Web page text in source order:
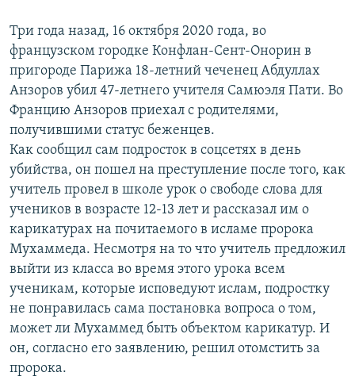
Три года назад, 16 октября 2020 года, во
французском городке Конфлан-Сент-Онорин в
пригороде Парижа 18-летний чеченец Абдуллах
Анзоров убил 47-летнего учителя Самюэля Пати. Во
Францию Анзоров приехал с родителями,
получившими статус беженцев.
Как сообщил сам подросток в соцсетях в день
убийства, он пошел на преступление после того, как
учитель провел в школе урок о свободе слова для
учеников в возрасте 12-13 лет и рассказал им о
карикатурах на почитаемого в исламе пророка
Мухаммеда. Несмотря на то что учитель предложил
выйти из класса во время этого урока всем
ученикам, которые исповедуют ислам, подростку
не понравилась сама постановка вопроса о том,
может ли Мухаммед быть объектом карикатур. И
он, согласно его заявлению, решил отомстить за
пророка.